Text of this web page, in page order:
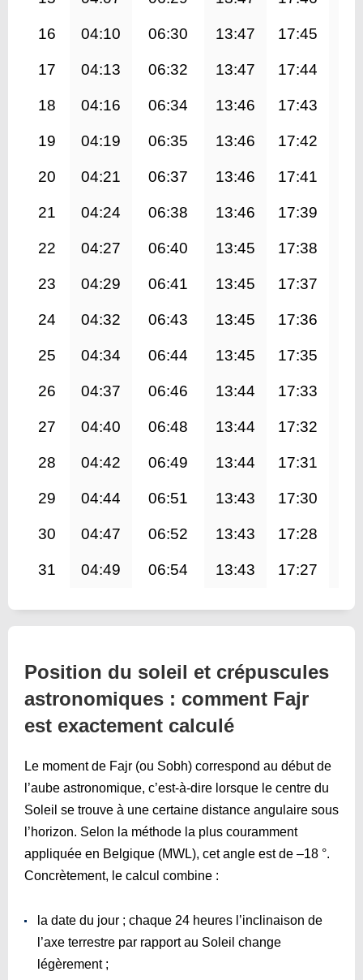
16 04:10 06:30 13:47 17:45
17 04:13 06:32 13:47 17:44
18 04:16 06:34 13:46 17:43
19 04:19 06:35 13:46 17:42
20 04:21 06:37 13:46 17:41
21 04:24 06:38 13:46 17:39
22 04:27 06:40 13:45 17:38
23 04:29 06:41 13:45 17:37
24 04:32 06:43 13:45 17:36
25 04:34 06:44 13:45 17:35
26 04:37 06:46 13:44 17:33
27 04:40 06:48 13:44 17:32
28 04:42 06:49 13:44 17:31
29 04:44 06:51 13:43 17:30
30 04:47 06:52 13:43 17:28
31 04:49 06:54 13:43 17:27
Position du soleil et crépuscules
astronomiques : comment Fajr
est exactement calculé
Le moment de Fajr (ou Sobh) correspond au début de
l’aube astronomique, c’est-à-dire lorsque le centre du
Soleil se trouve à une certaine distance angulaire sous
l’horizon. Selon la méthode la plus couramment
appliquée en Belgique (MWL), cet angle est de –18 °.
Concrètement, le calcul combine :
la date du jour ; chaque 24 heures l’inclinaison de
l’axe terrestre par rapport au Soleil change
légèrement ;